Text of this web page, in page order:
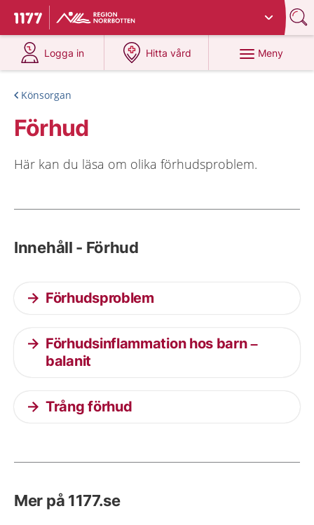
Till startsidan för 1177
Du har valt region
Logga in
på 1177.se
Hitta vård
på 1177.se
Meny
Könsorgan
Förhud
Här kan du läsa om olika förhudsproblem.
Innehåll - Förhud
Förhudsproblem
Förhudsinflammation hos barn –
balanit
Trång förhud
Mer på 1177.se